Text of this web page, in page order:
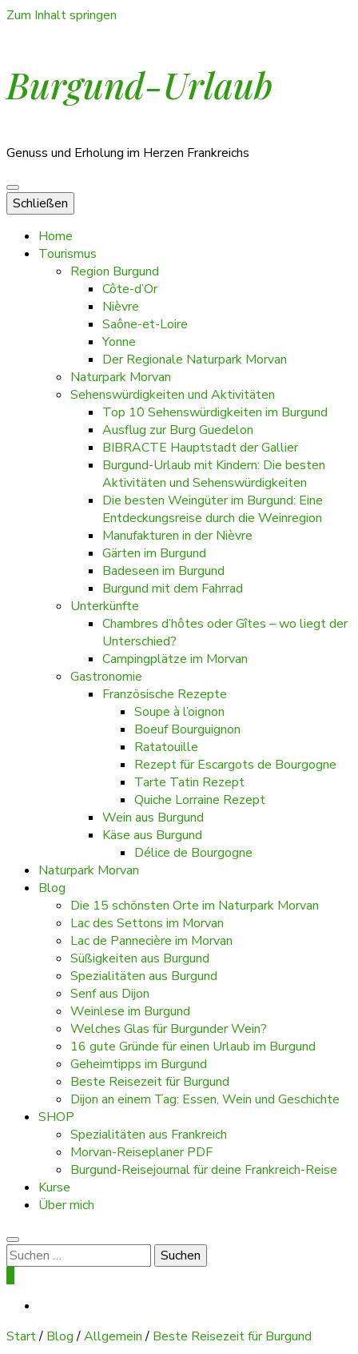
Zum Inhalt springen
Burgund-Urlaub
Genuss und Erholung im Herzen Frankreichs
Schließen
Home
Tourismus
Region Burgund
Côte-d’Or
Nièvre
Saône-et-Loire
Yonne
Der Regionale Naturpark Morvan
Naturpark Morvan
Sehenswürdigkeiten und Aktivitäten
Top 10 Sehenswürdigkeiten im Burgund
Ausflug zur Burg Guedelon
BIBRACTE Hauptstadt der Gallier
Burgund-Urlaub mit Kindern: Die besten
Aktivitäten und Sehenswürdigkeiten
Die besten Weingüter im Burgund: Eine
Entdeckungsreise durch die Weinregion
Manufakturen in der Nièvre
Gärten im Burgund
Badeseen im Burgund
Burgund mit dem Fahrrad
Unterkünfte
Chambres d’hôtes oder Gîtes – wo liegt der
Unterschied?
Campingplätze im Morvan
Gastronomie
Französische Rezepte
Soupe à l’oignon
Boeuf Bourguignon
Ratatouille
Rezept für Escargots de Bourgogne
Tarte Tatin Rezept
Quiche Lorraine Rezept
Wein aus Burgund
Käse aus Burgund
Délice de Bourgogne
Naturpark Morvan
Blog
Die 15 schönsten Orte im Naturpark Morvan
Lac des Settons im Morvan
Lac de Pannecière im Morvan
Süßigkeiten aus Burgund
Spezialitäten aus Burgund
Senf aus Dijon
Weinlese im Burgund
Welches Glas für Burgunder Wein?
16 gute Gründe für einen Urlaub im Burgund
Geheimtipps im Burgund
Beste Reisezeit für Burgund
Dijon an einem Tag: Essen, Wein und Geschichte
SHOP
Spezialitäten aus Frankreich
Morvan-Reiseplaner PDF
Burgund-Reisejournal für deine Frankreich-Reise
Kurse
Über mich
Suchen
nach:
Start/ Blog/Allgemein/ Beste Reisezeit für Burgund